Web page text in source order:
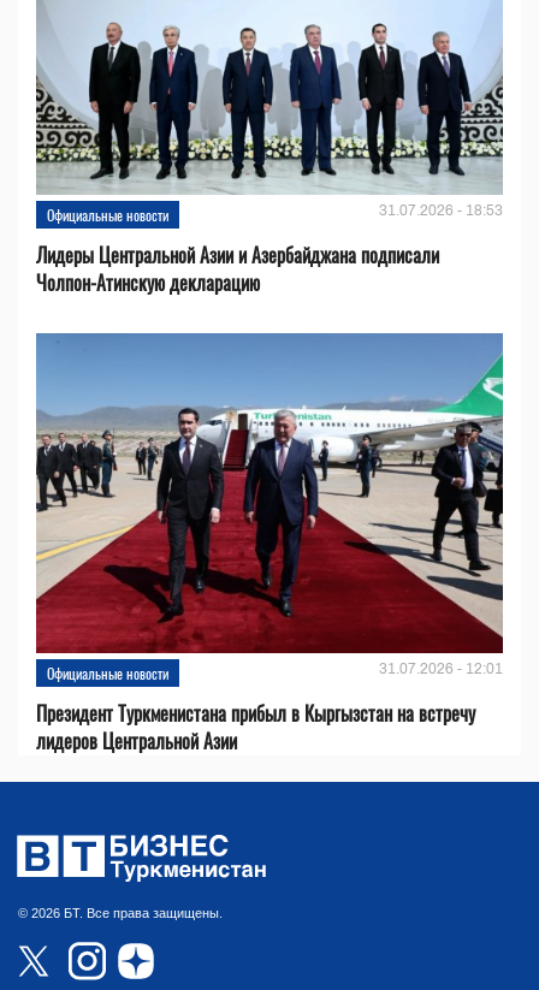
Официальные новости 31.07.2026 - 18:53
Лидеры Центральной Азии и Азербайджана подписали
Чолпон-Атинскую декларацию
Официальные новости 31.07.2026 - 12:01
Президент Туркменистана прибыл в Кыргызстан на встречу
лидеров Центральной Азии
© 2026 БТ. Все права защищены.